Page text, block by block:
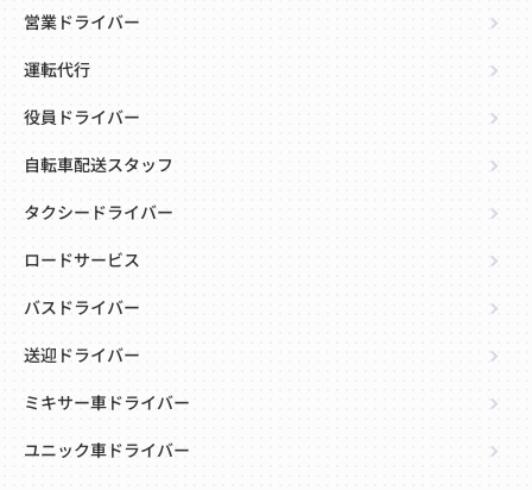
営業ドライバー
運転代行
役員ドライバー
自転車配送スタッフ
タクシードライバー
ロードサービス
バスドライバー
送迎ドライバー
ミキサー車ドライバー
ユニック車ドライバー